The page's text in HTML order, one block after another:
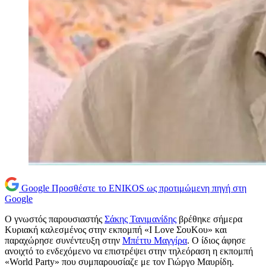
Google Προσθέστε το ENIKOS ως προτιμώμενη πηγή στη
Google
Ο γνωστός παρουσιαστής Σάκης Τανιμανίδης βρέθηκε σήμερα
Κυριακή καλεσμένος στην εκπομπή «I Love ΣουΚου» και
παραχώρησε συνέντευξη στην Μπέττυ Μαγγίρα. Ο ίδιος άφησε
ανοιχτό το ενδεχόμενο να επιστρέψει στην τηλεόραση η εκπομπή
«World Party» που συμπαρουσίαζε με τον Γιώργο Μαυρίδη.